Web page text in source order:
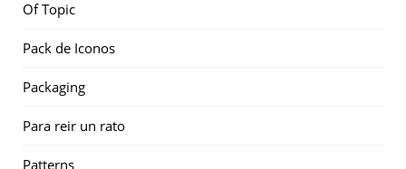
Of Topic
Pack de Iconos
Packaging
Para reir un rato
Patterns